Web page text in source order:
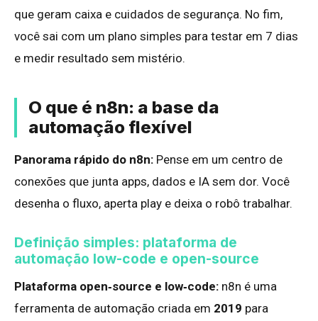
que geram caixa e cuidados de segurança. No fim,
você sai com um plano simples para testar em 7 dias
e medir resultado sem mistério.
O que é n8n: a base da
automação flexível
Panorama rápido do n8n: Pense em um centro de
conexões que junta apps, dados e IA sem dor. Você
desenha o fluxo, aperta play e deixa o robô trabalhar.
Definição simples: plataforma de
automação low-code e open-source
Plataforma open‑source e low‑code: n8n é uma
ferramenta de automação criada em 2019 para